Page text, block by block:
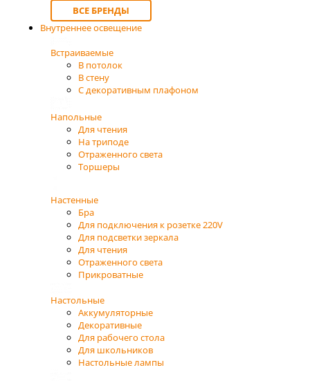
ВСЕ БРЕНДЫ
Внутреннее освещение
Встраиваемые
В потолок
В стену
С декоративным плафоном
Напольные
Для чтения
На триподе
Отраженного света
Торшеры
Настенные
Бра
Для подключения к розетке 220V
Для подсветки зеркала
Для чтения
Отраженного света
Прикроватные
Настольные
Аккумуляторные
Декоративные
Для рабочего стола
Для школьников
Настольные лампы